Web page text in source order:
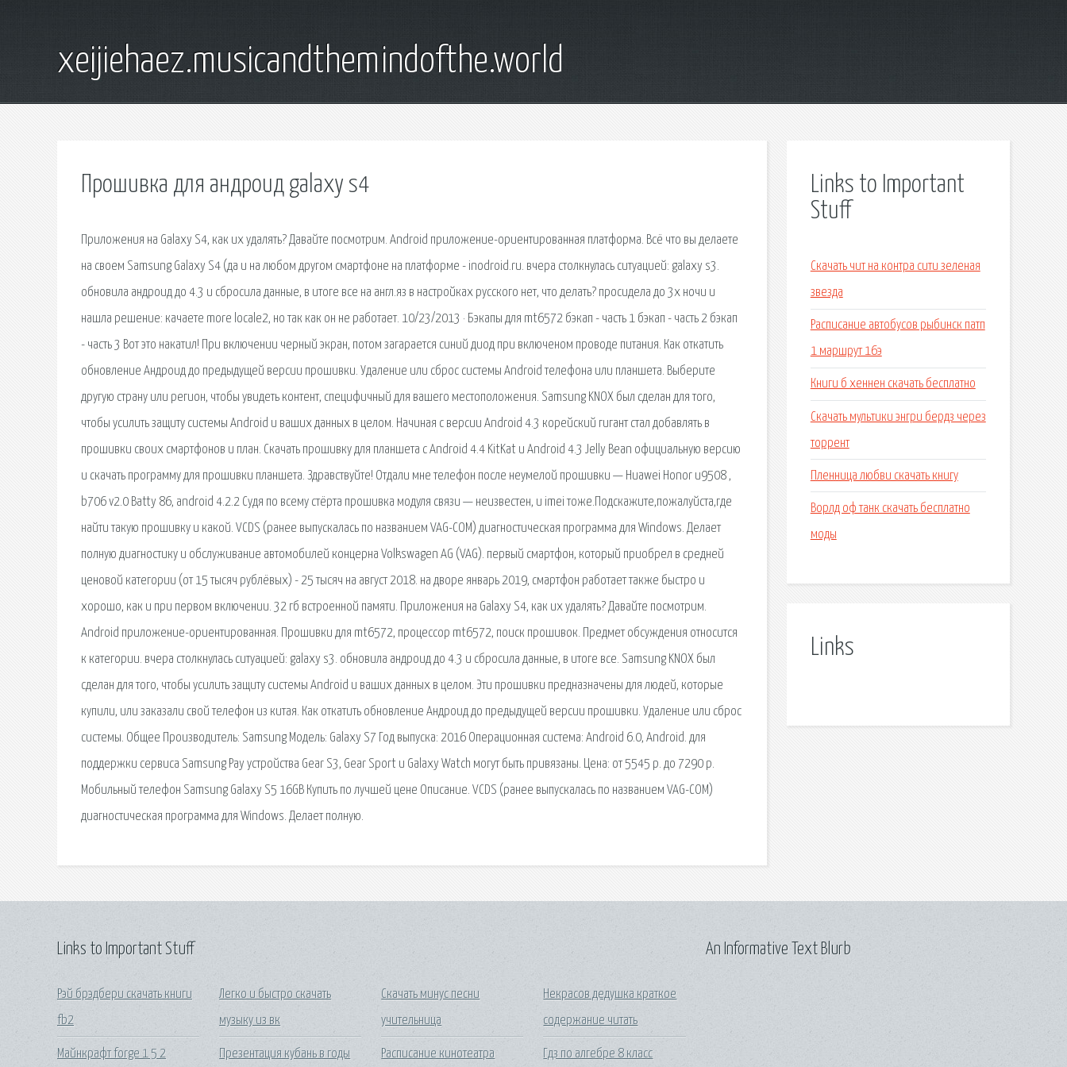
xeijiehaez.musicandthemindofthe.world
Прошивка для андроид galaxy s4
Приложения на Galaxy S4, как их удалять? Давайте посмотрим. Android приложение-ориентированная платформа. Всё что вы делаете
на своем Samsung Galaxy S4 (да и на любом другом смартфоне на платформе - inodroid.ru. вчера столкнулась ситуацией: galaxy s3.
обновила андроид до 4.3 и сбросила данные, в итоге все на англ.яз в настройках русского нет, что делать? просидела до 3х ночи и
нашла решение: качаете more locale2, но так как он не работает. 10/23/2013 · Бэкапы для mt6572 бэкап - часть 1 бэкап - часть 2 бэкап
- часть 3 Вот это накатил! При включении черный экран, потом загарается синий диод при включеном проводе питания. Как откатить
обновление Андроид до предыдущей версии прошивки. Удаление или сброс системы Android телефона или планшета. Выберите
другую страну или регион, чтобы увидеть контент, специфичный для вашего местоположения. Samsung KNOX был сделан для того,
чтобы усилить защиту системы Android и ваших данных в целом. Начиная с версии Android 4.3 корейский гигант стал добавлять в
прошивки своих смартфонов и план. Скачать прошивку для планшета с Android 4.4 KitKat и Android 4.3 Jelly Bean официальную версию
и скачать программу для прошивки планшета. Здравствуйте! Отдали мне телефон после неумелой прошивки — Huawei Honor u9508 ,
b706 v2.0 Batty 86, android 4.2.2 Судя по всему стёрта прошивка модуля связи — неизвестен, и imei тоже.Подскажите,пожалуйста,где
найти такую прошивку и какой. VCDS (ранее выпускалась по названием VAG-COM) диагностическая программа для Windows. Делает
полную диагностику и обслуживание автомобилей концерна Volkswagen AG (VAG). первый смартфон, который приобрел в средней
ценовой категории (от 15 тысяч рублёвых) - 25 тысяч на август 2018. на дворе январь 2019, смартфон работает также быстро и
хорошо, как и при первом включении. 32 гб встроенной памяти. Приложения на Galaxy S4, как их удалять? Давайте посмотрим.
Android приложение-ориентированная. Прошивки для mt6572, процессор mt6572, поиск прошивок. Предмет обсуждения относится
к категории. вчера столкнулась ситуацией: galaxy s3. обновила андроид до 4.3 и сбросила данные, в итоге все. Samsung KNOX был
сделан для того, чтобы усилить защиту системы Android и ваших данных в целом. Эти прошивки предназначены для людей, которые
купили, или заказали свой телефон из китая. Как откатить обновление Андроид до предыдущей версии прошивки. Удаление или сброс
системы. Общее Производитель: Samsung Модель: Galaxy S7 Год выпуска: 2016 Операционная система: Android 6.0, Android. для
поддержки сервиса Samsung Pay устройства Gear S3, Gear Sport и Galaxy Watch могут быть привязаны. Цена: от 5545 р. до 7290 р.
Мобильный телефон Samsung Galaxy S5 16GB Купить по лучшей цене Описание. VCDS (ранее выпускалась по названием VAG-COM)
диагностическая программа для Windows. Делает полную.
Links to Important
Stuff
Скачать чит на контра сити зеленая
звезда
Расписание автобусов рыбинск патп
1 маршрут 16э
Книги б хеннен скачать бесплатно
Скачать мультики энгри бердз через
торрент
Пленница любви скачать книгу
Ворлд оф танк скачать бесплатно
моды
Links
Links to Important Stuff
Рэй брэдбери скачать книги
fb2
Майнкрафт forge 1 5 2
Легко и быстро скачать
музыку из вк
Презентация кубань в годы
Скачать минус песни
учительница
Расписание кинотеатра
Некрасов дедушка краткое
содержание читать
Гдз по алгебре 8 класс
An Informative Text Blurb